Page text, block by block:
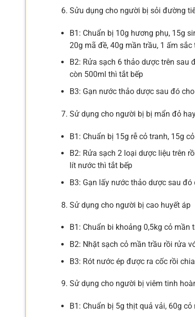
Sửu dụng cho người bị sỏi đường
B1: Chuẩn bị 10g hương phụ, 15g
20g mã đề, 40g mần trầu, 1 ấm sắc
B2: Rửa sạch 6 thảo dược trên
còn 500ml thì tắt bếp
B3: Gạn nước thảo dược sau đó
Sử dụng cho người bị bị mẩn đỏ
B1: Chuẩn bị 15g rễ cỏ tranh, 15g
B2: Rửa sạch 2 loại dược liệu trên
lít nước thì tắt bếp
B3: Gạn lấy nước thảo dược sau
Sử dụng cho người bị cao huyết áp
B1: Chuẩn bi khoảng 0,5kg cỏ
B2: Nhặt sạch cỏ mần trầu rồi rửa
B3: Rót nước ép được ra cốc rồi
Sử dụng cho người bị viêm tinh
B1: Chuẩn bị 5g thịt quả vải, 60g